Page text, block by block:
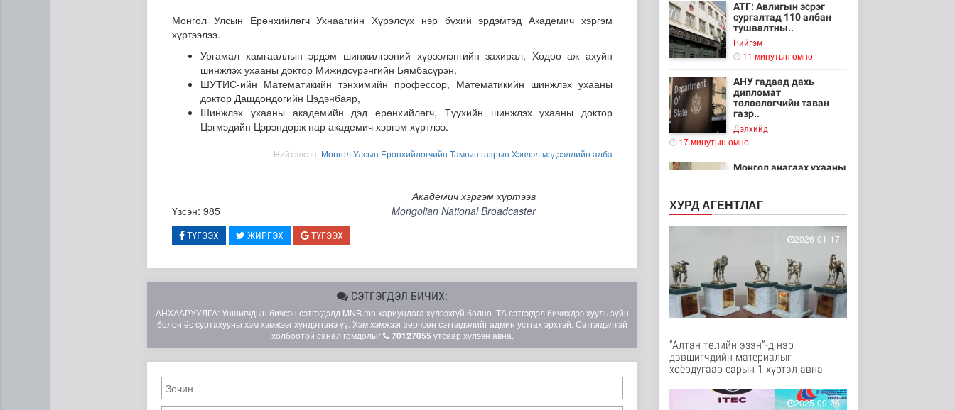
Монгол анагаах ухааны судалгааны баг Архангай аймагт ажиллалаа
Монгол Улсын Ерөнхийлөгч Ухнаагийн Хүрэлсүх нэр бүхий эрдэмтэд Академич хэргэм
хүртээлээ.
Ургамал хамгааллын эрдэм шинжилгээний хүрээлэнгийн захирал, Хөдөө аж ахуйн
шинжлэх ухааны доктор Мижидсүрэнгийн Бямбасүрэн,
ШУТИС-ийн Математикийн тэнхимийн профессор, Математикийн шинжлэх ухааны
доктор Дашдондогийн Цэдэнбаяр,
Шинжлэх ухааны академийн дэд ерөнхийлөгч, Түүхийн шинжлэх ухааны доктор
Цэгмэдийн Цэрэндорж нар академич хэргэм хүртлээ.
Нийтэлсэн: Монгол Улсын Ерөнхийлөгчийн Тамгын газрын Хэвлэл мэдээллийн алба
Академич хэргэм хүртээв
Үзсэн: 985
Mongolian National Broadcaster
ТҮГЭЭХ ЖИРГЭХ ТҮГЭЭХ
СЭТГЭГДЭЛ БИЧИХ:
АНХААРУУЛГА: Уншигчдын бичсэн сэтгэгдэлд MNB.mn хариуцлага хүлээхгүй болно. ТА сэтгэгдэл бичихдээ хууль зүйн
болон ёс суртахууны хэм хэмжээг хүндэтгэнэ үү. Хэм хэмжээг зөрчсөн сэтгэгдэлийг админ устгах эрхтэй. Сэтгэгдэлтэй
холбоотой санал гомдолыг
70127055 утсаар хүлээн авна.
АТГ: Авлигын эсрэг
сургалтад 110 албан
тушаалтны..
Нийгэм
11 минутын өмнө
АНУ гадаад дахь
дипломат
төлөөлөгчийн таван
газр..
Дэлхийд
17 минутын өмнө
Монгол анагаах ухааны
Эрүүл мэнд
17 минутын өмнө
Хирошимад иргэд
экспортын бодлогы..
Дэлхийд
29 минутын өмнө
Трамп Ирантай
шинэ гарц эрэлх..
Дэлхийд
38 минутын өмнө
Европ даяар хэт халалт
эрчимжиж байна
ХУРД АГЕНТЛАГ
2026-01-17
“Алтан төлийн эзэн”-д нэр
дэвшигчдийн материалыг
хоёрдугаар сарын 1 хүртэл авна
2025-09-26